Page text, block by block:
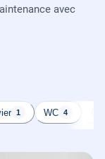
avec
1 WC 4